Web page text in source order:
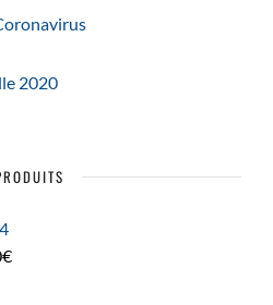
2020
€Plage